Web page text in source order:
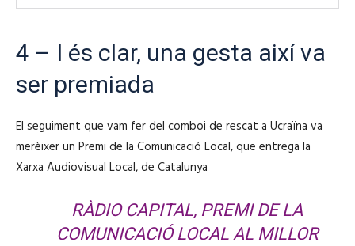
4 – I és clar, una gesta així va
ser premiada
El seguiment que vam fer del comboi de rescat a Ucraïna va
merèixer un Premi de la Comunicació Local, que entrega la
Xarxa Audiovisual Local, de Catalunya
RÀDIO CAPITAL, PREMI DE LA
COMUNICACIÓ LOCAL AL MILLOR